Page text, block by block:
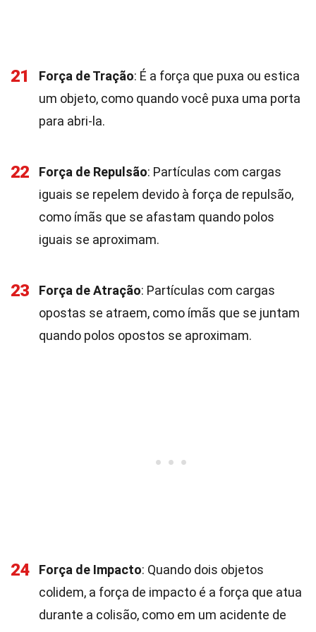
21 Força de Tração: É a força que puxa ou estica
um objeto, como quando você puxa uma porta
para abri-la.
22 Força de Repulsão: Partículas com cargas
iguais se repelem devido à força de repulsão,
como ímãs que se afastam quando polos
iguais se aproximam.
23 Força de Atração: Partículas com cargas
opostas se atraem, como ímãs que se juntam
quando polos opostos se aproximam.
24 Força de Impacto: Quando dois objetos
colidem, a força de impacto é a força que atua
durante a colisão, como em um acidente de